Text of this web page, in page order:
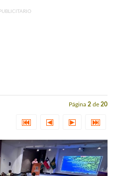
Página 2 de 20